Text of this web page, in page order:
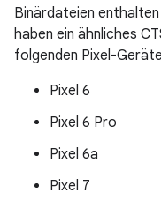
Binärdateien enthalten
haben ein ähnliches
folgenden Pixel-
Pixel 6
Pixel 6 Pro
Pixel 6a
Pixel 7